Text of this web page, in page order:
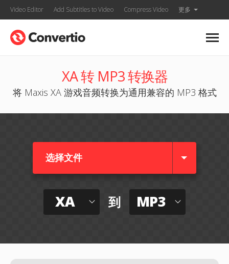
Video Editor Add Subtitles to Video Compress Video 更多
XA 转 MP3 转换器
将 Maxis XA 游戏音频转换为通用兼容的 MP3 格式
选择文件
XA 到 MP3